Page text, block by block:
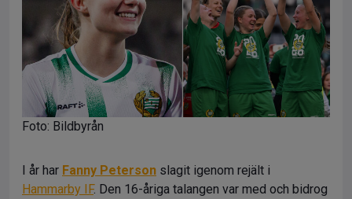
Foto: Bildbyrån
I år har Fanny Peterson slagit igenom rejält i
Hammarby IF. Den 16-åriga talangen var med och bidrog